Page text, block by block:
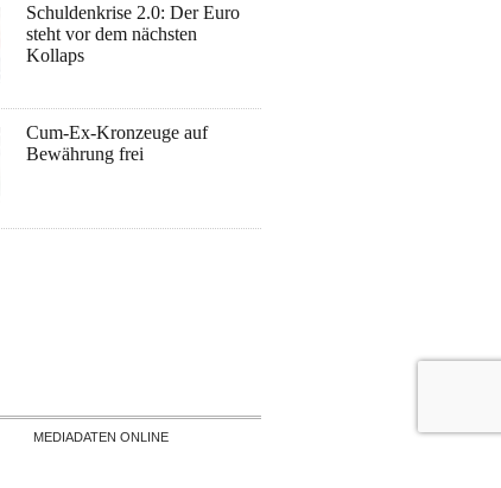
Schuldenkrise 2.0: Der Euro
steht vor dem nächsten
Kollaps
Cum-Ex-Kronzeuge auf
Bewährung frei
MEDIADATEN ONLINE